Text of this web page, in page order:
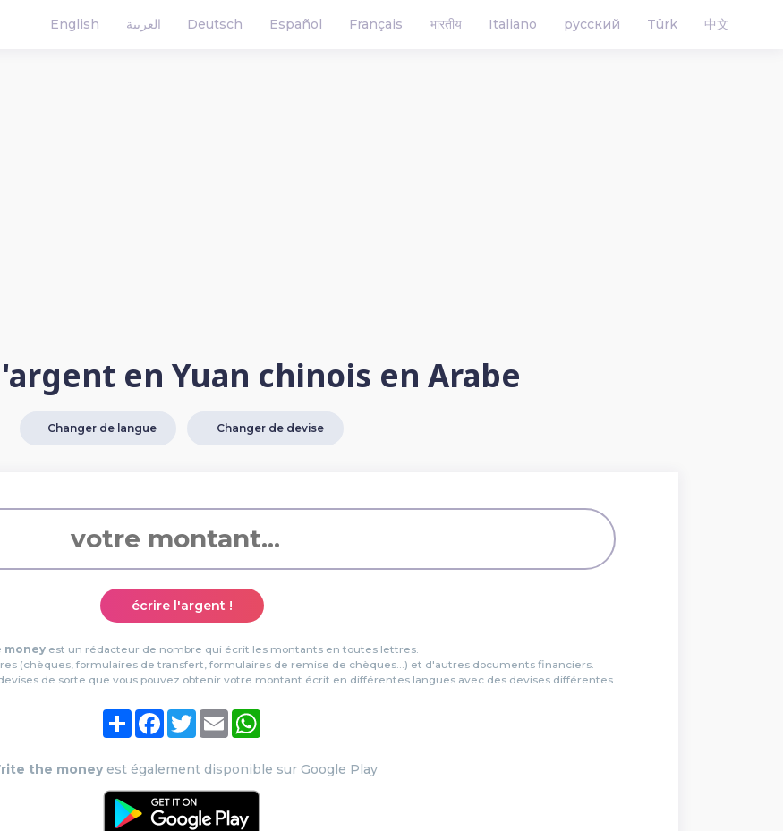
English العربية Deutsch Español Français भारतीय Italiano русский Türk 中文
en Yuan chinois en Arabe
Changer de langue Changer de devise
écrire l'argent !
money est un rédacteur de nombre qui écrit les montants en toutes lettres.
(chèques, formulaires de transfert, formulaires de remise de chèques...) et d'autres documents financiers.
de sorte que vous pouvez obtenir votre montant écrit en différentes langues avec des devises différentes.
PartagerFacebookTwitterEmail
the moneyest également disponible sur Google Play